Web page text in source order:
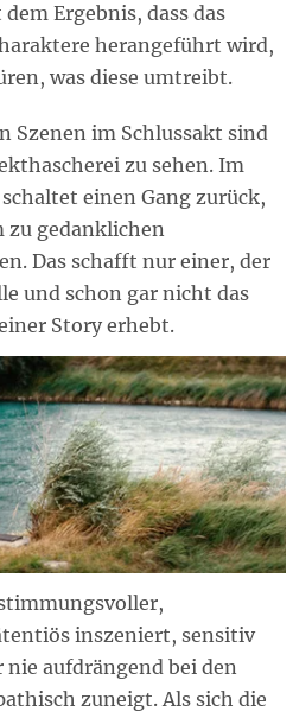
Ergebnis, dass das
herangeführt wird,
was diese umtreibt.
Szenen im Schlussakt sind
zu sehen. Im
einen Gang zurück,
zu gedanklichen
Das schafft nur einer, der
und schon gar nicht das
Story erhebt.
inszeniert, sensitiv
nie aufdrängend bei den
zuneigt. Als sich die